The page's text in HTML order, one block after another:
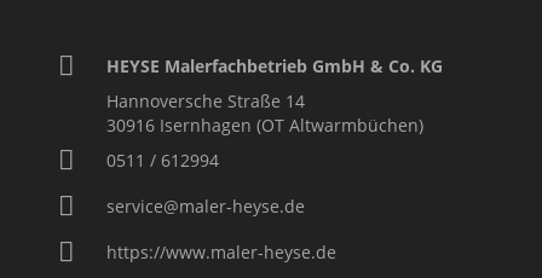
HEYSE Malerfachbetrieb GmbH & Co. KG
Hannoversche Straße 14
30916 Isernhagen (OT Altwarmbüchen)
0511 / 612994
service@maler-heyse.de
https://www.maler-heyse.de